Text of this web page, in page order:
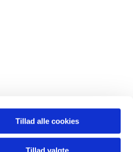
Tillad alle cookies
Tillad valgte